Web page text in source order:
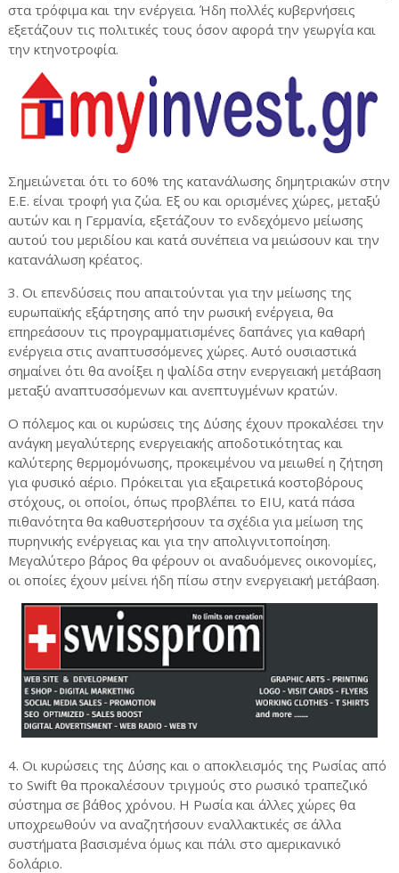
στα τρόφιμα και την ενέργεια. Ήδη πολλές κυβερνήσεις
εξετάζουν τις πολιτικές τους όσον αφορά την γεωργία και
την κτηνοτροφία.
Σημειώνεται ότι το 60% της κατανάλωσης δημητριακών στην
Ε.Ε. είναι τροφή για ζώα. Εξ ου και ορισμένες χώρες, μεταξύ
αυτών και η Γερμανία, εξετάζουν το ενδεχόμενο μείωσης
αυτού του μεριδίου και κατά συνέπεια να μειώσουν και την
κατανάλωση κρέατος.
3. Οι επενδύσεις που απαιτούνται για την μείωσης της
ευρωπαϊκής εξάρτησης από την ρωσική ενέργεια, θα
επηρεάσουν τις προγραμματισμένες δαπάνες για καθαρή
ενέργεια στις αναπτυσσόμενες χώρες. Αυτό ουσιαστικά
σημαίνει ότι θα ανοίξει η ψαλίδα στην ενεργειακή μετάβαση
μεταξύ αναπτυσσόμενων και ανεπτυγμένων κρατών.
Ο πόλεμος και οι κυρώσεις της Δύσης έχουν προκαλέσει την
ανάγκη μεγαλύτερης ενεργειακής αποδοτικότητας και
καλύτερης θερμομόνωσης, προκειμένου να μειωθεί η ζήτηση
για φυσικό αέριο. Πρόκειται για εξαιρετικά κοστοβόρους
στόχους, οι οποίοι, όπως προβλέπει το EIU, κατά πάσα
πιθανότητα θα καθυστερήσουν τα σχέδια για μείωση της
πυρηνικής ενέργειας και για την απολιγνιτοποίηση.
Μεγαλύτερο βάρος θα φέρουν οι αναδυόμενες οικονομίες,
οι οποίες έχουν μείνει ήδη πίσω στην ενεργειακή μετάβαση.
4. Οι κυρώσεις της Δύσης και ο αποκλεισμός της Ρωσίας από
το Swift θα προκαλέσουν τριγμούς στο ρωσικό τραπεζικό
σύστημα σε βάθος χρόνου. Η Ρωσία και άλλες χώρες θα
υποχρεωθούν να αναζητήσουν εναλλακτικές σε άλλα
συστήματα βασισμένα όμως και πάλι στο αμερικανικό
δολάριο.